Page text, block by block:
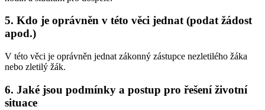
5. Kdo je oprávněn v této věci jednat (podat žádost
apod.)
V této věci je oprávněn jednat zákonný zástupce nezletilého žáka
nebo zletilý žák.
6. Jaké jsou podmínky a postup pro řešení životní
situace